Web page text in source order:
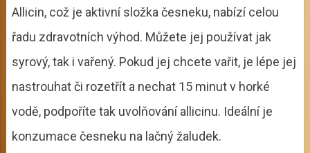
Allicin, což je aktivní složka česneku, nabízí celou
řadu zdravotních výhod. Můžete jej používat jak
syrový, tak i vařený. Pokud jej chcete vařit, je lépe jej
nastrouhat či rozetřít a nechat 15 minut v horké
vodě, podpoříte tak uvolňování allicinu. Ideální je
konzumace česneku na lačný žaludek.